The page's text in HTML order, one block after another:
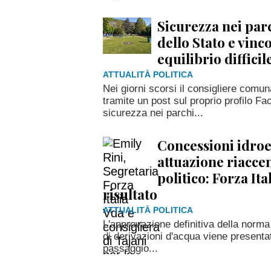
Sicurezza nei
dello Stato e
equilibrio
ATTUALITÀ POLITICA
Nei giorni scorsi il consigliere
tramite un post sul proprio profilo
sicurezza nei parchi...
Concessioni
attuazione
politico: Forza
risultato
ATTUALITÀ POLITICA
L'approvazione definitiva della
di derivazioni d'acqua viene
passaggio...